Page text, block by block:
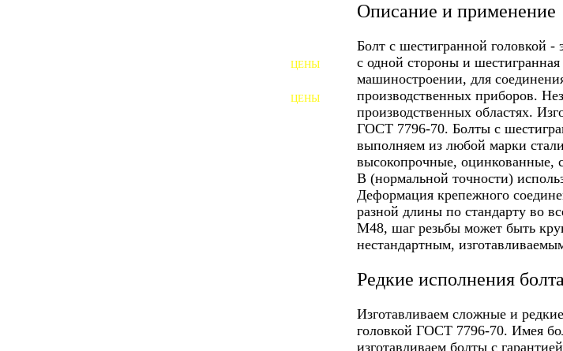
Описание и применение
Болт с шестигранной головкой -
с одной стороны и
машиностроении, для
производственных приборов.
производственных областях.
ГОСТ 7796-70. Болты с
выполняем из любой марки
высокопрочные, оцинкованные,
В (нормальной точности)
Деформация крепежного
разной длины по стандарту во
М48, шаг резьбы может быть
нестандартным,
Редкие исполнения болта
Изготавливаем сложные и
головкой ГОСТ 7796-70. Имея
изготавливаем болты с
ЦЕНЫ
ЦЕНЫ